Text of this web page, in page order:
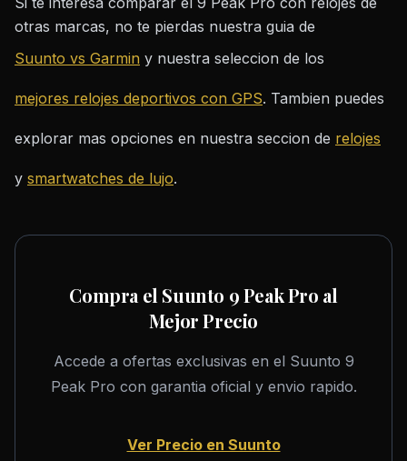
otras marcas, no te pierdas nuestra guia de
Suunto vs Garmin y nuestra seleccion de los
mejores relojes deportivos con GPS. Tambien puedes
explorar mas opciones en nuestra seccion de relojes
y smartwatches de lujo.
Compra el Suunto 9 Peak Pro al
Mejor Precio
Accede a ofertas exclusivas en el Suunto 9
Peak Pro con garantia oficial y envio rapido.
Ver Precio en Suunto